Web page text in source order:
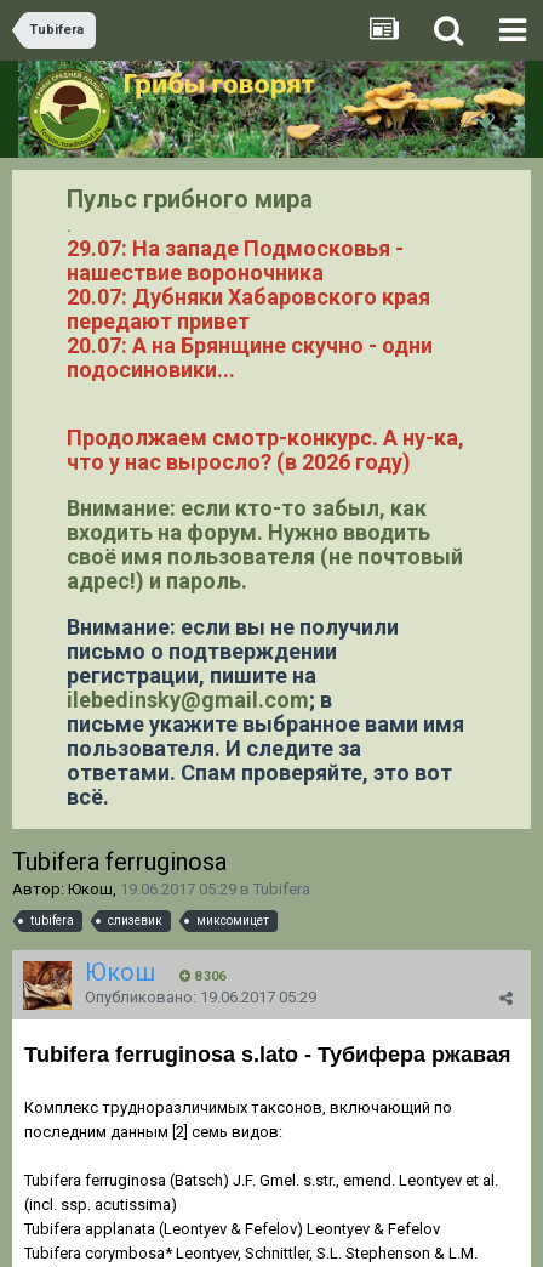
Tubifera
Пульс грибного мира
.
29.07: На западе Подмосковья -
нашествие вороночника
20.07: Дубняки Хабаровского края
передают привет
20.07: А на Брянщине скучно - одни
подосиновики...
Продолжаем смотр-конкурс. А ну-ка,
что у нас выросло? (в 2026 году)
Внимание: если кто-то забыл, как
входить на форум. Нужно вводить
своё имя пользователя (не почтовый
адрес!) и пароль.
Внимание: если вы не получили
письмо о подтверждении
регистрации, пишите на
ilebedinsky@gmail.com; в
письме укажите выбранное вами имя
пользователя. И следите за
ответами. Спам проверяйте, это вот
всё.
Tubifera ferruginosa
Автор: Юкош, 19.06.2017 05:29 в Tubifera
tubifera слизевик миксомицет
Юкош 8 306
Опубликовано: 19.06.2017 05:29
Tubifera ferruginosa s.lato - Тубифера ржавая
Комплекс трудноразличимых таксонов, включающий по
последним данным [2] семь видов:
Tubifera ferruginosa (Batsch) J.F. Gmel. s.str., emend. Leontyev et al.
(incl. ssp. acutissima)
Tubifera applanata (Leontyev & Fefelov) Leontyev & Fefelov
Tubifera corymbosa* Leontyev, Schnittler, S.L. Stephenson & L.M.